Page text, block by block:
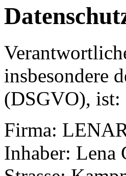
insbesondere
(DSGVO), ist:
Firma:
Inhaber: Lena